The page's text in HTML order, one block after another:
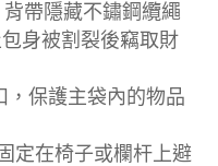
帶隱藏不鏽鋼纜繩
身被割裂後竊取財
保護主袋內的物品
定在椅子或欄杆上避